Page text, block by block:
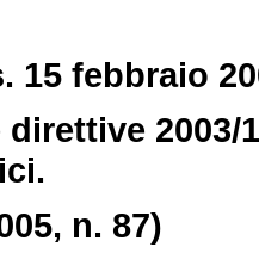
15 febbraio
2003/
n. 87)